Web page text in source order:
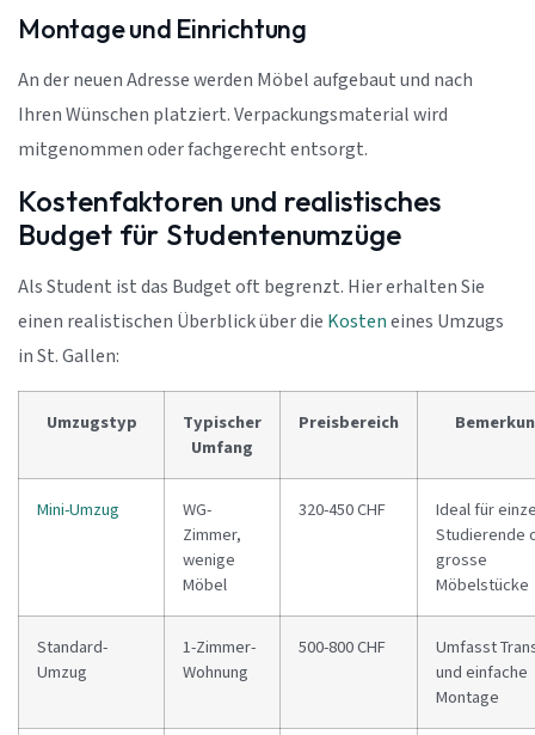
Montage und Einrichtung
An der neuen Adresse werden Möbel aufgebaut und nach
Ihren Wünschen platziert. Verpackungsmaterial wird
mitgenommen oder fachgerecht entsorgt.
Kostenfaktoren und realistisches
Budget für Studentenumzüge
Als Student ist das Budget oft begrenzt. Hier erhalten Sie
einen realistischen Überblick über die Kosteneines Umzugs
in St. Gallen:
Umzugstyp
Typischer
Umfang
Preisbereich
Mini-Umzug
WG-
Zimmer,
wenige
Möbel
320-450 CHF
Ideal für
Studierende
grosse
Möbelstücke
Standard-
Umzug
1-Zimmer-
Wohnung
500-800 CHF
Umfasst
und einfache
Montage